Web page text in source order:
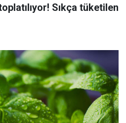
Sıkça tüketilen